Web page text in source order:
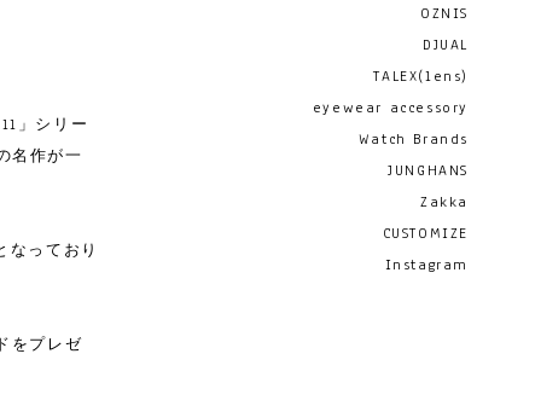
」シリー
名作が一
なっており
をプレゼ
OZNIS
DJUAL
TALEX(lens)
eyewear accessory
Watch Brands
JUNGHANS
Zakka
CUSTOMIZE
Instagram